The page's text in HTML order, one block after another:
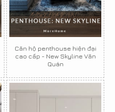
Căn hộ penthouse hiện đại
cao cấp - New Skyline Văn
Quán